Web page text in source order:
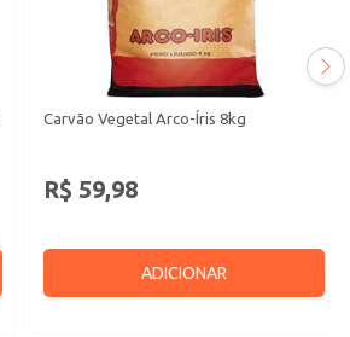
Carvão Vegetal Arco-Íris 8kg
R$ 59,98
ADICIONAR